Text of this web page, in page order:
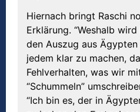
Hiernach bringt Raschi
Erklärung. “Weshalb
den Auszug aus
jedem klar zu machen,
Fehlverhalten, was wir
“Schummeln”
“Ich bin es, der in